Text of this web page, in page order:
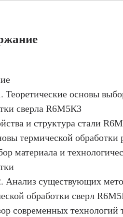
Теоретические основы
сверла R6М5К3
и структура стали
термической
материала и
Анализ существующих
обработки сверл
современных технологий